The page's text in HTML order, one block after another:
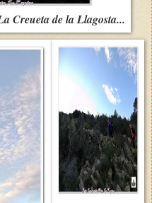
Creueta de la Llagosta...